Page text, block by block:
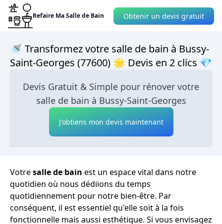
Refaire Ma Salle de Bain Obtenir un devis gratuit
🚿 Transformez votre salle de bain à Bussy-
Saint-Georges (77600) 🌟 Devis en 2 clics 💎
Devis Gratuit & Simple pour rénover votre
salle de bain à Bussy-Saint-Georges
J'obtiens mon devis maintenant
Votresalle de bain est un espace vital dans notre
quotidien où nous dédiions du temps
quotidiennement pour notre bien-être. Par
conséquent, il est essentiel qu'elle soit à la fois
fonctionnelle mais aussi esthétique. Si vous envisagez